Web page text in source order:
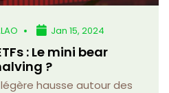
Jan 15, 2024
: Le mini bear
?
hausse autour des